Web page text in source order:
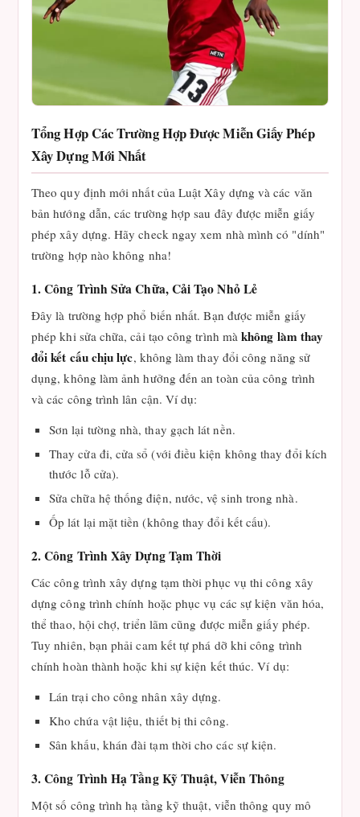
Tổng Hợp Các Trường Hợp Được Miễn Giấy Phép
Xây Dựng Mới Nhất
Theo quy định mới nhất của Luật Xây dựng và các văn
bản hướng dẫn, các trường hợp sau đây được miễn giấy
phép xây dựng. Hãy check ngay xem nhà mình có "dính"
trường hợp nào không nha!
1. Công Trình Sửa Chữa, Cải Tạo Nhỏ Lẻ
Đây là trường hợp phổ biến nhất. Bạn được miễn giấy
phép khi sửa chữa, cải tạo công trình màkhông làm thay
đổi kết cấu chịu lực, không làm thay đổi công năng sử
dụng, không làm ảnh hưởng đến an toàn của công trình
và các công trình lân cận. Ví dụ:
Sơn lại tường nhà, thay gạch lát nền.
Thay cửa đi, cửa sổ (với điều kiện không thay đổi kích
thước lỗ cửa).
Sửa chữa hệ thống điện, nước, vệ sinh trong nhà.
Ốp lát lại mặt tiền (không thay đổi kết cấu).
2. Công Trình Xây Dựng Tạm Thời
Các công trình xây dựng tạm thời phục vụ thi công xây
dựng công trình chính hoặc phục vụ các sự kiện văn hóa,
thể thao, hội chợ, triển lãm cũng được miễn giấy phép.
Tuy nhiên, bạn phải cam kết tự phá dỡ khi công trình
chính hoàn thành hoặc khi sự kiện kết thúc. Ví dụ:
Lán trại cho công nhân xây dựng.
Kho chứa vật liệu, thiết bị thi công.
Sân khấu, khán đài tạm thời cho các sự kiện.
3. Công Trình Hạ Tầng Kỹ Thuật, Viễn Thông
Một số công trình hạ tầng kỹ thuật, viễn thông quy mô